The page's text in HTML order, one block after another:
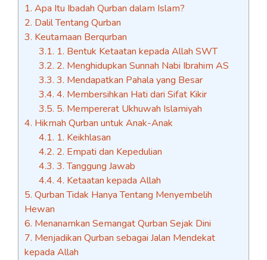
1. Apa Itu Ibadah Qurban dalam Islam?
2. Dalil Tentang Qurban
3. Keutamaan Berqurban
3.1. 1. Bentuk Ketaatan kepada Allah SWT
3.2. 2. Menghidupkan Sunnah Nabi Ibrahim AS
3.3. 3. Mendapatkan Pahala yang Besar
3.4. 4. Membersihkan Hati dari Sifat Kikir
3.5. 5. Mempererat Ukhuwah Islamiyah
4. Hikmah Qurban untuk Anak-Anak
4.1. 1. Keikhlasan
4.2. 2. Empati dan Kepedulian
4.3. 3. Tanggung Jawab
4.4. 4. Ketaatan kepada Allah
5. Qurban Tidak Hanya Tentang Menyembelih
Hewan
6. Menanamkan Semangat Qurban Sejak Dini
7. Menjadikan Qurban sebagai Jalan Mendekat
kepada Allah